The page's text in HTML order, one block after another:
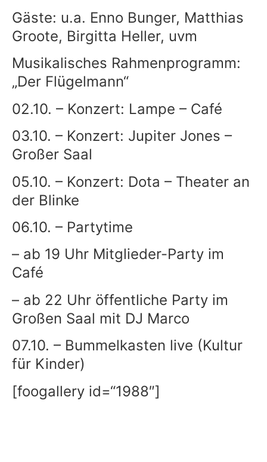
Gäste: u.a. Enno Bunger, Matthias
Groote, Birgitta Heller, uvm
Musikalisches Rahmenprogramm:
„Der Flügelmann“
02.10. – Konzert: Lampe – Café
03.10. – Konzert: Jupiter Jones –
Großer Saal
05.10. – Konzert: Dota – Theater an
der Blinke
06.10. – Partytime
– ab 19 Uhr Mitglieder-Party im
Café
– ab 22 Uhr öffentliche Party im
Großen Saal mit DJ Marco
07.10. – Bummelkasten live (Kultur
für Kinder)
[foogallery id=“1988″]